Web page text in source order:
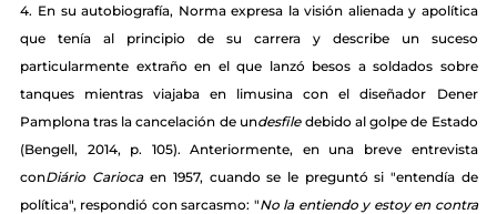
4. En su autobiografía, Norma expresa la visión alienada y apolítica
que tenía al principio de su carrera y describe un suceso
particularmente extraño en el que lanzó besos a soldados sobre
tanques mientras viajaba en limusina con el diseñador Dener
Pamplona tras la cancelación de undesfile debido al golpe de Estado
(Bengell, 2014, p. 105). Anteriormente, en una breve entrevista
conDiário Carioca en 1957, cuando se le preguntó si "entendía de
política", respondió con sarcasmo: "No la entiendo y estoy en contra